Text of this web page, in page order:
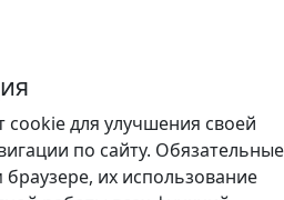
cookie для улучшения своей
по сайту. Обязательные
их использование